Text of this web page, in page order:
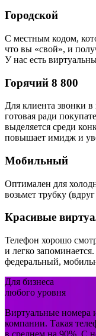
Городской
С местным кодом,
что вы «свой», и
У нас есть
Горячий 8 800
Для клиента звонки
готовая ради
выделяется среди
повышает имидж и
Мобильный
Оптимален для
возьмет трубку
Красивые
Телефон хорошо
и легко
федеральный,
Для бизнеса
любого уровня
Виртуальные номера
компании. Такая